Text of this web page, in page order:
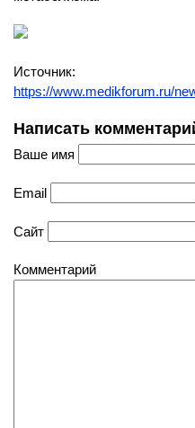
Источник:
https://www.medikforum.ru/
Написать
Ваше имя
Email
Сайт
Комментарий